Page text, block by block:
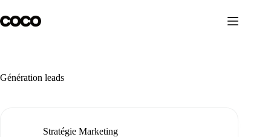
au
contenu
Génération leads
Stratégie Marketing